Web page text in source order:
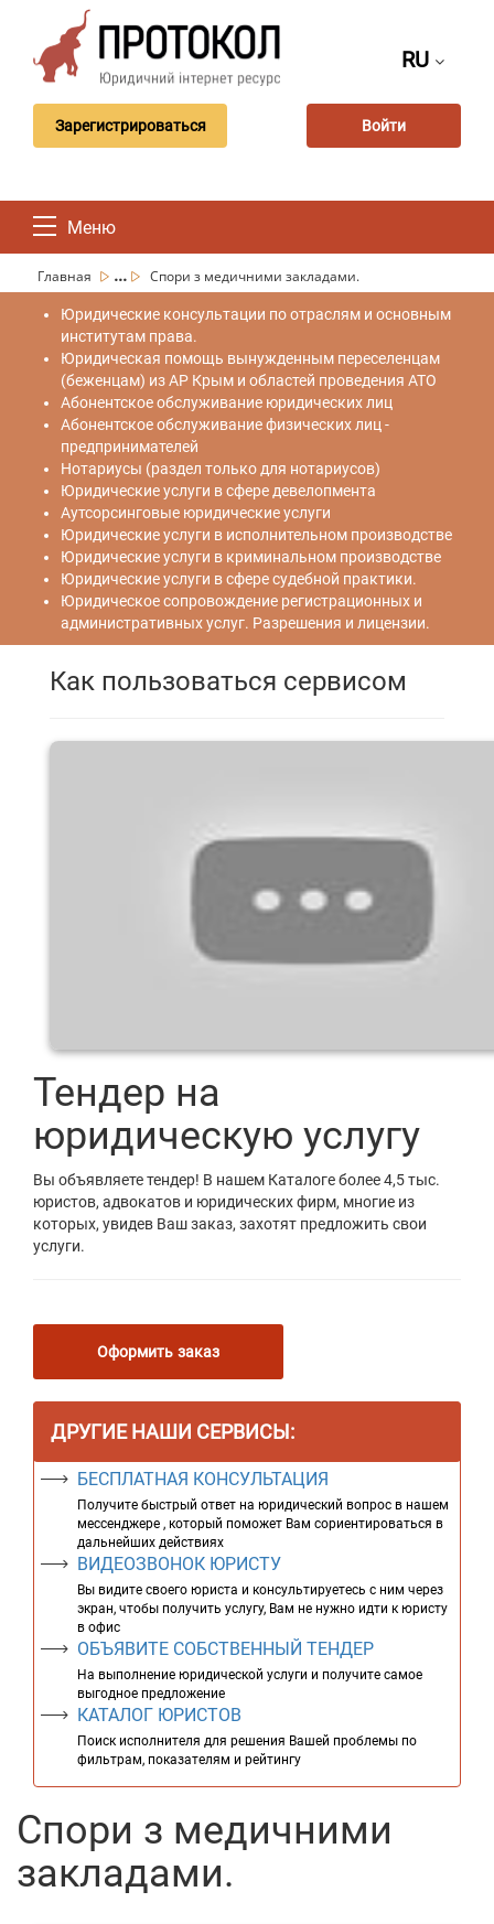
RU
Зарегистрироваться Войти
Меню
Главная ... Спори з медичними закладами.
Юридические консультации по отраслям и основным
институтам права.
Юридическая помощь вынужденным переселенцам
(беженцам) из АР Крым и областей проведения АТО
Абонентское обслуживание юридических лиц
Абонентское обслуживание физических лиц -
предпринимателей
Нотариусы (раздел только для нотариусов)
Юридические услуги в сфере девелопмента
Аутсорсинговые юридические услуги
Юридические услуги в исполнительном производстве
Юридические услуги в криминальном производстве
Юридические услуги в сфере судебной практики.
Юридическое сопровождение регистрационных и
административных услуг. Разрешения и лицензии.
Как пользоваться сервисом
Тендер на
юридическую услугу
Вы объявляете тендер! В нашем Каталоге более 4,5 тыс.
юристов, адвокатов и юридических фирм, многие из
которых, увидев Ваш заказ, захотят предложить свои
услуги.
Оформить заказ
ДРУГИЕ НАШИ СЕРВИСЫ:
БЕСПЛАТНАЯ КОНСУЛЬТАЦИЯ
Получите быстрый ответ на юридический вопрос в нашем
мессенджере , который поможет Вам сориентироваться в
дальнейших действиях
ВИДЕОЗВОНОК ЮРИСТУ
Вы видите своего юриста и консультируетесь с ним через
экран, чтобы получить услугу, Вам не нужно идти к юристу
в офис
ОБЪЯВИТЕ СОБСТВЕННЫЙ ТЕНДЕР
На выполнение юридической услуги и получите самое
выгодное предложение
КАТАЛОГ ЮРИСТОВ
Поиск исполнителя для решения Вашей проблемы по
фильтрам, показателям и рейтингу
Спори з медичними
закладами.